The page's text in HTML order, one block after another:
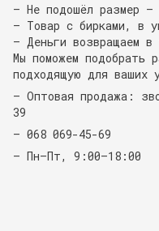
— Не подошёл размер —
— Товар с бирками, в
— Деньги возвращаем
Мы поможем подобрать
подходящую для ваших
— Оптовая продажа:
39
— 068 069-45-69
— Пн–Пт, 9:00–18:00